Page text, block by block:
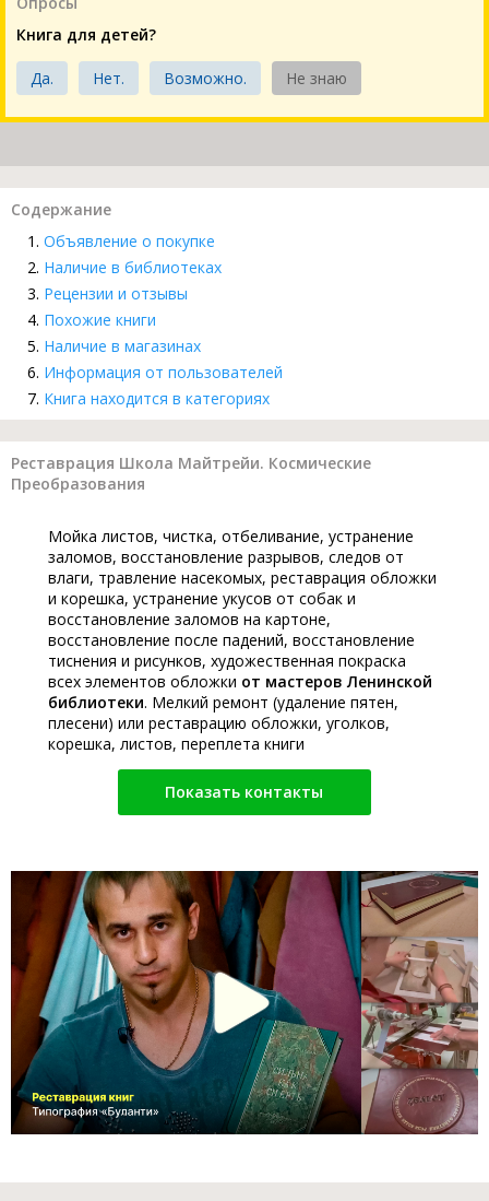
Книга для детей?
Да. Нет. Возможно. Не знаю
Содержание
Объявление о покупке
Наличие в библиотеках
Рецензии и отзывы
Похожие книги
Наличие в магазинах
Информация от пользователей
Книга находится в категориях
Реставрация Школа Майтрейи. Космические
Преобразования
Мойка листов, чистка, отбеливание, устранение
заломов, восстановление разрывов, следов от
влаги, травление насекомых, реставрация обложки
и корешка, устранение укусов от собак и
восстановление заломов на картоне,
восстановление после падений, восстановление
тиснения и рисунков, художественная покраска
всех элементов обложки от мастеров Ленинской
библиотеки. Мелкий ремонт (удаление пятен,
плесени) или реставрацию обложки, уголков,
корешка, листов, переплета книги
Показать контакты